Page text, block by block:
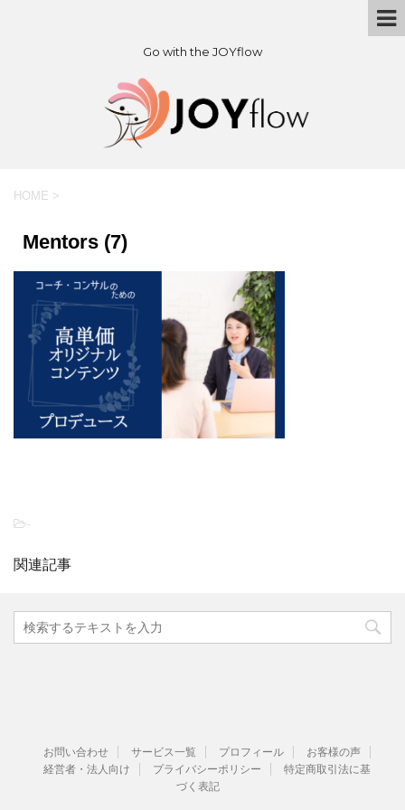
Go with the JOYflow
HOME >
Mentors (7)
-
関連記事
お問い合わせ サービス一覧 プロフィール
お客様の声
経営者・法人向け
プライバシーポリシー
特定商取引法に基
づく表記